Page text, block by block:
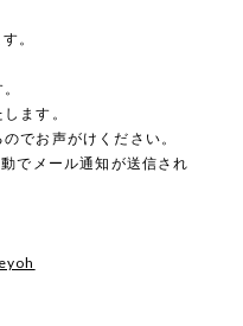
。
ます。
でお声がけください。
でメール通知が送信され